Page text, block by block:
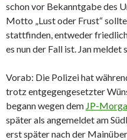
schon vor Bekanntgabe des
Motto „Lust oder Frust“
stattfinden, entweder
es nun der Fall ist. Jan meldet
Vorab: Die Polizei hat
trotz entgegengesetzter
begann wegen dem JP-
später als angemeldet am
erst später nach der